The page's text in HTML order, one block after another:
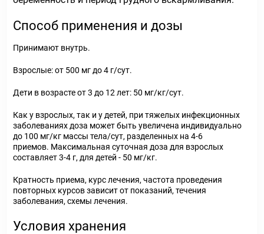
Способ применения и дозы
Принимают внутрь.
Взрослые: от 500 мг до 4 г/сут.
Дети в возрасте от 3 до 12 лет: 50 мг/кг/сут.
Как у взрослых, так и у детей, при тяжелых инфекционных
заболеваниях доза может быть увеличена индивидуально
до 100 мг/кг массы тела/сут, разделенных на 4-6
приемов. Максимальная суточная доза для взрослых
составляет 3-4 г, для детей - 50 мг/кг.
Кратность приема, курс лечения, частота проведения
повторных курсов зависит от показаний, течения
заболевания, схемы лечения.
Условия хранения